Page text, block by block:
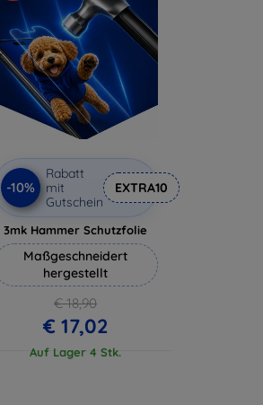
-10%
Rabatt
mit
Gutschein
EXTRA10
3mk Hammer Schutzfolie
Maßgeschneidert
hergestellt
€ 18,90
€ 17,02
Auf Lager 4 Stk.